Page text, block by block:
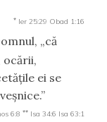
* Ier 25:29 Obad 1:16
„că
ocării,
ei se
6:8 ** Isa 34:6 Isa 63:1